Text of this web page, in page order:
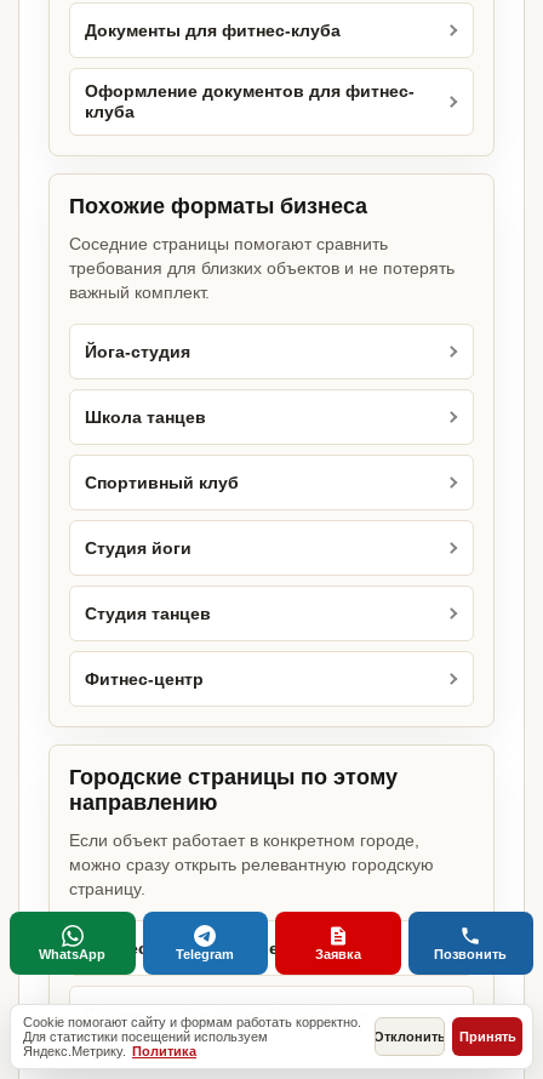
Документы для фитнес-клуба
Оформление документов для фитнес-
клуба
Похожие форматы бизнеса
Соседние страницы помогают сравнить
требования для близких объектов и не потерять
важный комплект.
Йога-студия
Школа танцев
Спортивный клуб
Студия йоги
Студия танцев
Фитнес-центр
Городские страницы по этому
направлению
Если объект работает в конкретном городе,
можно сразу открыть релевантную городскую
страницу.
Фитнес-клуб в Москве
Фитнес-клуб в Санкт-Петербурге
Cookie помогают сайту и формам работать корректно.
Для статистики посещений используем
Яндекс.Метрику. Политика
Отклонить Принять
WhatsApp Telegram Заявка Позвонить